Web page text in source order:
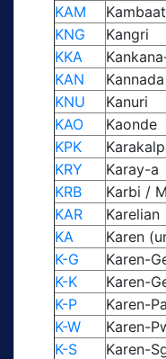
KAM
KNG
Kangri
KKA
KAN
Kannada
KNU
Kanuri
KAO
Kaonde
KPK
KRY
Karay-a
KRB
Karbi /
KAR
Karelian
KA
Karen
K-G
Karen-
K-K
Karen-
K-P
Karen-
K-W
Karen-
K-S
Karen-